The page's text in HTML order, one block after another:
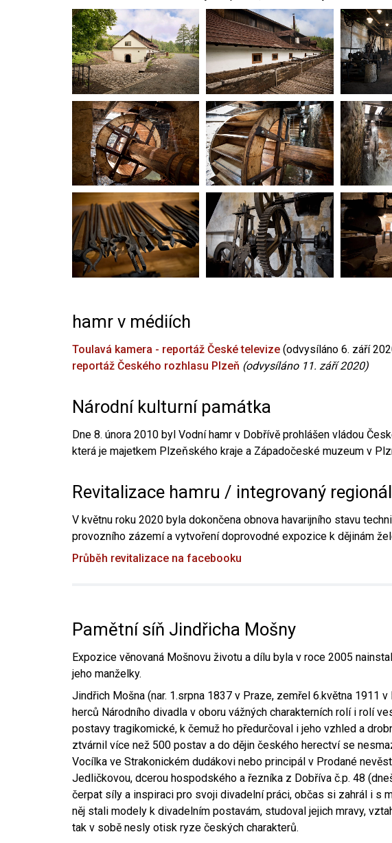
hamr v médiích
Toulavá kamera - reportáž České televize (odvysíláno 6. září
reportáž Českého rozhlasu Plzeň (odvysíláno 11. září 2020)
Národní kulturní památka
Dne 8. února 2010 byl Vodní hamr v Dobřívě prohlášen vládou
která je majetkem Plzeňského kraje a Západočeské muzeum v
Revitalizace hamru / integrovaný
V květnu roku 2020 byla dokončena obnova havarijního stavu
provozního zázemí a vytvoření doprovodné expozice k dějinám
Průběh revitalizace na facebooku
Pamětní síň Jindřicha Mošny
Expozice věnovaná Mošnovu životu a dílu byla v roce 2005
jeho manželky.
Jindřich Mošna (nar. 1.srpna 1837 v Praze, zemřel 6.května 1911
herců Národního divadla v oboru vážných charakterních rolí i rolí
postavy tragikomické, k čemuž ho předurčoval i jeho vzhled a
ztvárnil více než 500 postav a do dějin českého herectví se
Vocílka ve Strakonickém dudákovi nebo principál v Prodané
Jedličkovou, dcerou hospodského a řezníka z Dobříva č.p. 48
čerpat síly a inspiraci pro svoji divadelní práci, občas si zahrál i s
něj stali modely k divadelním postavám, studoval jejich mravy,
tak v sobě nesly otisk ryze českých charakterů.